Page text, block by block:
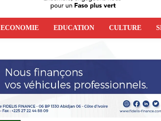
ECONOMIE EDUCATION CULTURE